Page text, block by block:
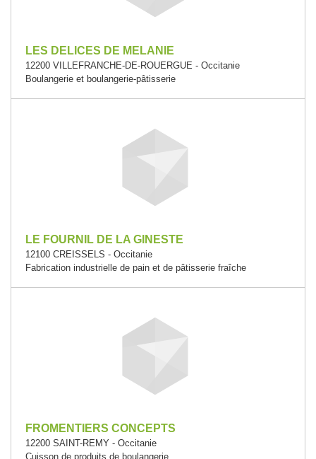
LES DELICES DE MELANIE
12200 VILLEFRANCHE-DE-ROUERGUE - Occitanie
Boulangerie et boulangerie-pâtisserie
LE FOURNIL DE LA GINESTE
12100 CREISSELS - Occitanie
Fabrication industrielle de pain et de pâtisserie fraîche
FROMENTIERS CONCEPTS
12200 SAINT-REMY - Occitanie
Cuisson de produits de boulangerie